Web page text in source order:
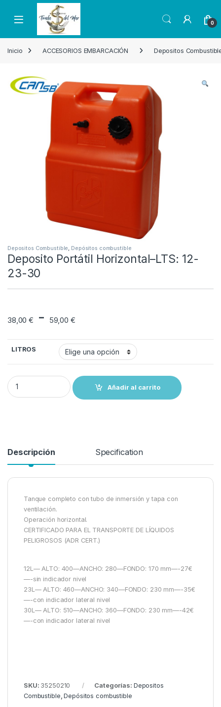
Skip to navigation
Skip to content
Open 0
Inicio ACCESORIOS EMBARCACIÓN Depositos
Depositos Combustible Depósitos combustible
Deposito Portátil Horizontal–LTS: 12-
23-30
38,00€ - 59,00 €Rango de precios:
LITROS
Deposito Portátil Horizontal--LTS: 12-23-30 quantity
Añadir al carrito
Descripción Specification
Tanque completo con tubo de inmersión y tapa con
ventilación.
Operación horizontal.
CERTIFICADO PARA EL TRANSPORTE DE LÍQUIDOS
PELIGROSOS (ADR CERT.)
12L— ALTO: 400—ANCHO: 280—FONDO: 170 mm—-27€
—-sin indicador nivel
23L— ALTO: 460—ANCHO: 340—FONDO: 230 mm—-35€
—-con indicador lateral nivel
30L— ALTO: 510—ANCHO: 360—FONDO: 230 mm—-42€
—-con indicador lateral nivel
SKU: 35250210 Categorías: Depositos
Combustible ,Depósitos combustible